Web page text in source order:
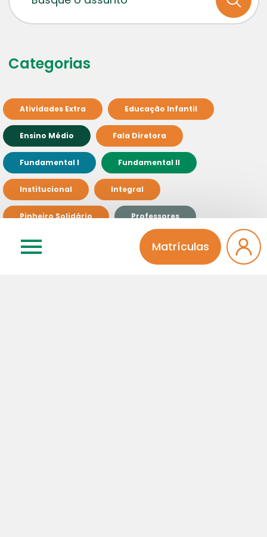
Matrículas
Categorias
Atividades Extra Educação Infantil
Ensino Médio Fala Diretora
Fundamental I Fundamental II
Institucional Integral
Pinheiro Solidário Professores
Sem categoria